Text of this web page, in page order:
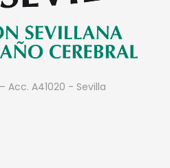
Acc. A41020 - Sevilla